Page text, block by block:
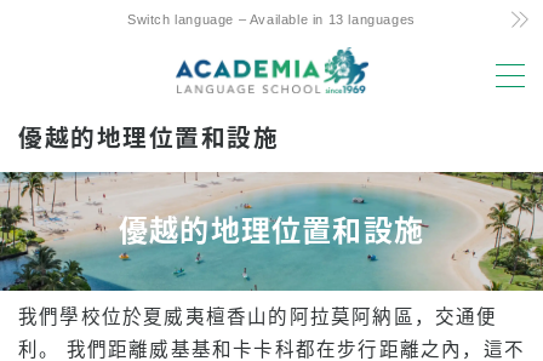
Switch language – Available in 13 languages
低成本！ 承諾與秘訣
夏威夷唯一的每周 4 天課程
親子留學友好支援
優越的地理位置和設施
優越的地理位置和設施
我們學校位於夏威夷檀香山的阿拉莫阿納區，交通便
利。 我們距離威基基和卡卡科都在步行距離之內，這不